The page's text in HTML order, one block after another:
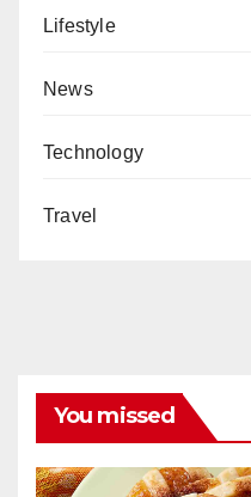
Lifestyle
News
Technology
Travel
You missed